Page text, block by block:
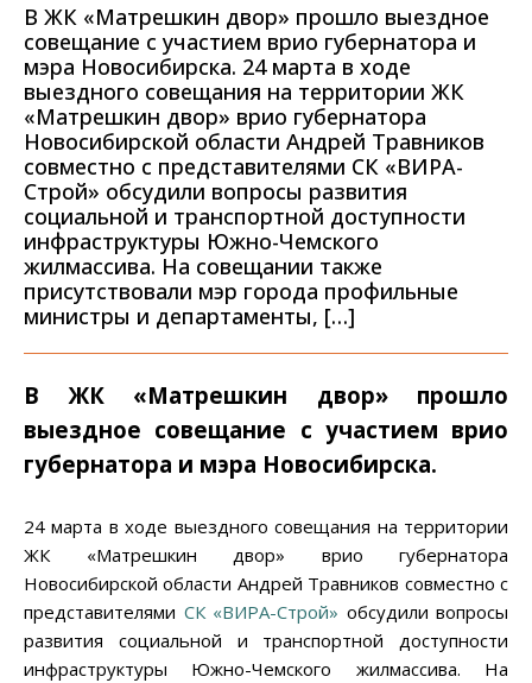
В ЖК «Матрешкин двор» прошло выездное
совещание с участием врио губернатора и
мэра Новосибирска. 24 марта в ходе
выездного совещания на территории ЖК
«Матрешкин двор» врио губернатора
Новосибирской области Андрей Травников
совместно с представителями СК «ВИРА-
Строй» обсудили вопросы развития
социальной и транспортной доступности
инфраструктуры Южно-Чемского
жилмассива. На совещании также
присутствовали мэр города профильные
министры и департаменты, […]
В ЖК «Матрешкин двор» прошло
выездное совещание с участием врио
губернатора и мэра Новосибирска.
24 марта в ходе выездного совещания на территории
ЖК «Матрешкин двор» врио губернатора
Новосибирской области Андрей Травников совместно с
представителями СК «ВИРА-Строй» обсудили вопросы
развития социальной и транспортной доступности
инфраструктуры Южно-Чемского жилмассива. На